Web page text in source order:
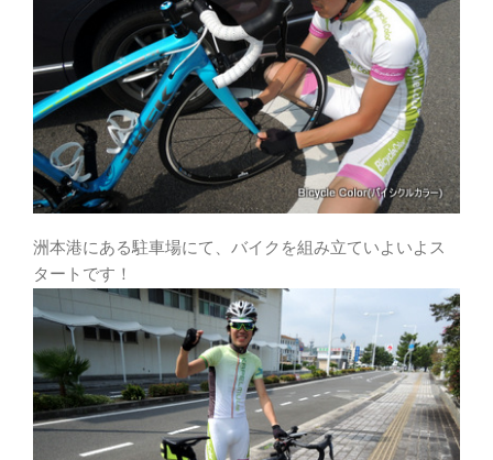
洲本港にある駐車場にて、バイクを組み立ていよいよス
タートです！